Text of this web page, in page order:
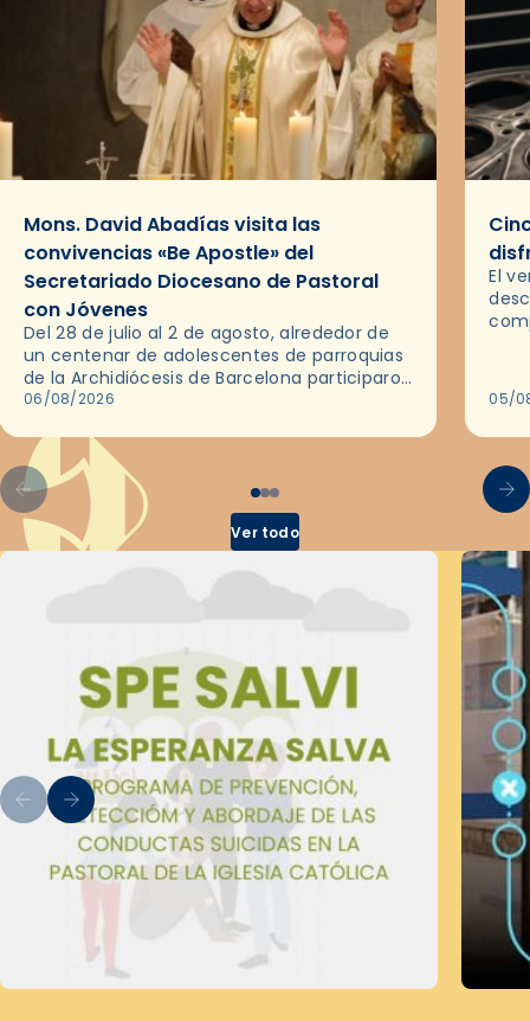
Mons. David Abadías visita las
convivencias «Be Apostle» del
Secretariado Diocesano de Pastoral
con Jóvenes
Del 28 de julio al 2 de agosto, alrededor de
un centenar de adolescentes de parroquias
de la Archidiócesis de Barcelona participaron
en las convivencias Be Apostle, organizadas
06/08/2026
El
05/
Ver todo